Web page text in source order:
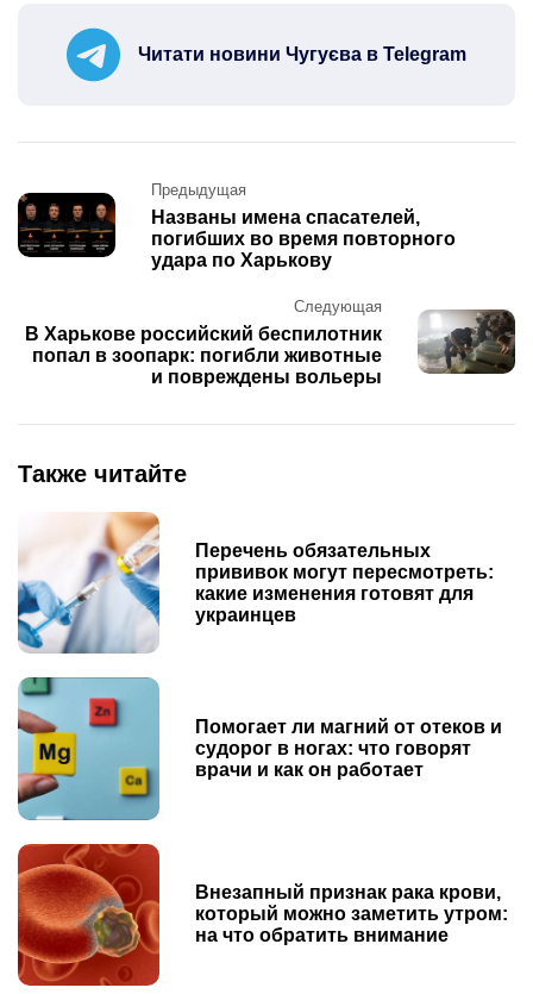
Читати новини Чугуєва в Telegram
Post
navigation
Предыдущая
Названы имена спасателей,
погибших во время повторного
удара по Харькову
Следующая
В Харькове российский беспилотник
попал в зоопарк: погибли животные
и повреждены вольеры
Также читайте
Перечень обязательных
прививок могут пересмотреть:
какие изменения готовят для
украинцев
Помогает ли магний от отеков и
судорог в ногах: что говорят
врачи и как он работает
Внезапный признак рака крови,
который можно заметить утром:
на что обратить внимание